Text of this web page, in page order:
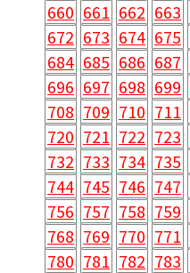
660 661 662 663
672 673 674 675
684 685 686 687
696 697 698 699
708 709 710 711
720 721 722 723
732 733 734 735
744 745 746 747
756 757 758 759
768 769 770 771
780 781 782 783